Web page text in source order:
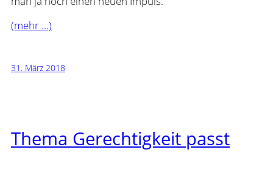
(mehr …)
31. März 2018
Thema Gerechtigkeit passt